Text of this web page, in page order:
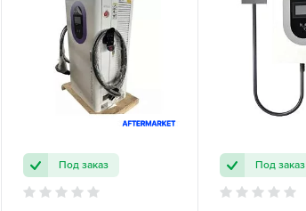
Под заказ Под заказ